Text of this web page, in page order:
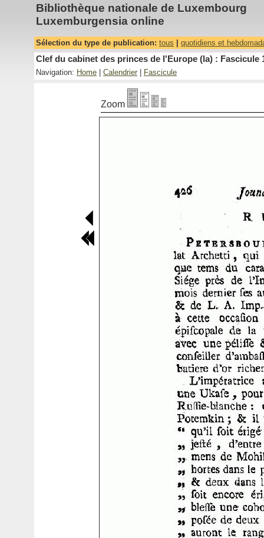
Bibliothèque nationale de Luxembourg
Luxemburgensia online
Sélection du type de publication: tous quotidiens et
Clef du cabinet des princes de l'Europe (la) : Fascicule
Navigation: Home Calendrier Fascicule
Zoom